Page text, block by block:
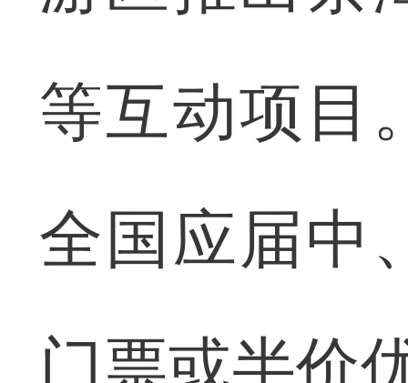
等互动项目
全国应届中
门票或半价